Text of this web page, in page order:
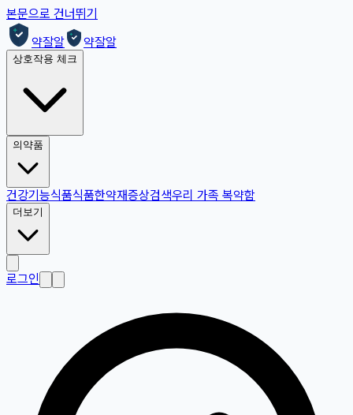
본문으로 건너뛰기
약잘알
약잘알
상호작용 체크
의약품
건강기능식품식품한약재증상검색우리 가족 복약함
더보기
로그인